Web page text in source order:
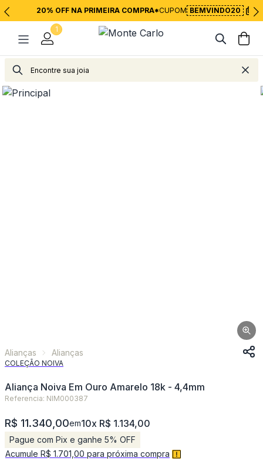
20% OFF NA PRIMEIRA COMPRA*CUPOM BEMVINDO20
1
Alianças Alianças
Alianças Alianças
COLEÇÃO NOIVA
Aliança Noiva Em Ouro Amarelo 18k - 4,4mm
Referencia: NIM000387
R$ 11.340,00em10x R$ 1.134,00
Pague com Pix e ganhe 5% OFF
Acumule R$ 1.701,00 para próxima compra